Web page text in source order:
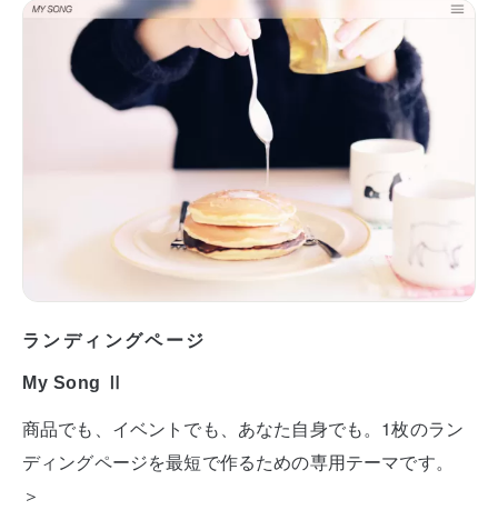
ランディングページ
My Song Ⅱ
商品でも、イベントでも、あなた自身でも。1枚のラン
ディングページを最短で作るための専用テーマです。
＞